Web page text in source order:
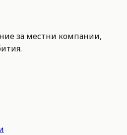
за местни компании,